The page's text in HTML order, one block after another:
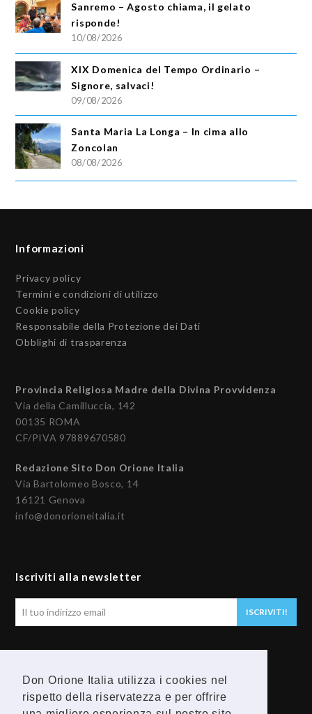
Don Orione Italia utilizza i cookies nel
rispetto della riservatezza e per offrire
Sanremo – Agosto chiama, il gelato
risponde!
10/08/2026
XIX Domenica del Tempo Ordinario –
Signore, salvaci!
09/08/2026
Santa Maria La Longa – In cima allo
Zoncolan
08/08/2026
Informazioni
Privacy policy
Termini e condizioni di utilizzo
Cookie policy
Responsabile della Protezione dei Dati
Obblighi di trasparenza
Provincia Religiosa Madre della Divina Provvidenza
Via della Camilluccia, 142
00135 ROMA
CF/PIVA 97889670580
Redazione Sito Don Orione Italia
Via Bartolomeo Bosco, 14
16121 Genova
info@donorioneitalia.it
Iscriviti alla newsletter
ISCRIVITI!
F Y